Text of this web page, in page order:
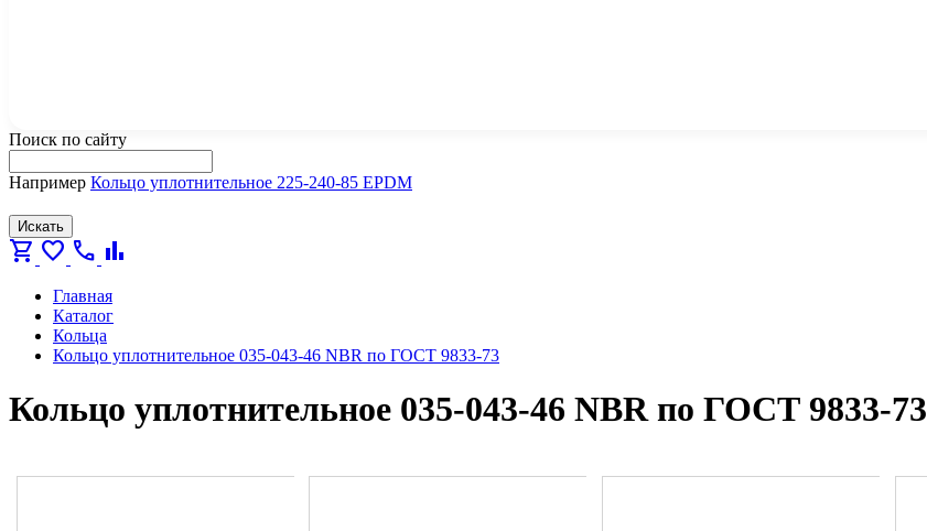
Поиск по сайту
Например Кольцо уплотнительное 225-240-85 EPDM
Искать
shopping_cart favorite call bar_chart
Главная
Каталог
Кольца
Кольцо уплотнительное 035-043-46 NBR по ГОСТ 9833-73
Кольцо уплотнительное 035-043-46 NBR по ГОСТ 9833-73